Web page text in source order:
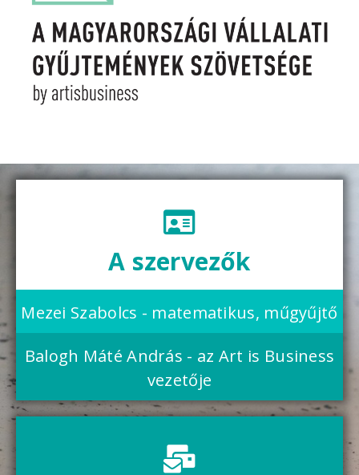
A szervezők
Mezei Szabolcs - matematikus, műgyűjtő
Balogh Máté András - az Art is Business
vezetője